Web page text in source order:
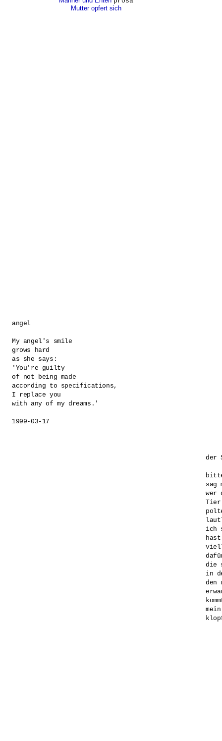
Mutter opfert sich
angel
My angel's smile
grows hard
as she says:
'You're guilty
of not being made
according to specifications,
I replace you
with any of my dreams.'
1999-03-17
der
ich
die
in
den